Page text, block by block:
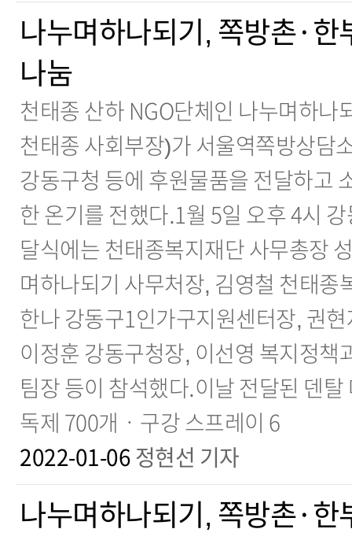
나누며하나되기, 쪽방촌·한
나눔
천태종 산하 NGO단체인 나누며하나
천태종 사회부장)가 서울역쪽방상담
강동구청 등에 후원물품을 전달하고
한 온기를 전했다.1월 5일 오후 4시
달식에는 천태종복지재단 사무총장
며하나되기 사무처장, 김영철 천태종
한나 강동구1인가구지원센터장, 권
이정훈 강동구청장, 이선영 복지정책
팀장 등이 참석했다.이날 전달된 덴
독제 700개ㆍ구강 스프레이 6
2022-01-06 정현선 기자
나누며하나되기, 쪽방촌·한